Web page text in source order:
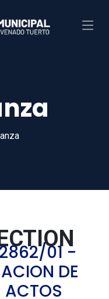
01 -
DE
ACTOS